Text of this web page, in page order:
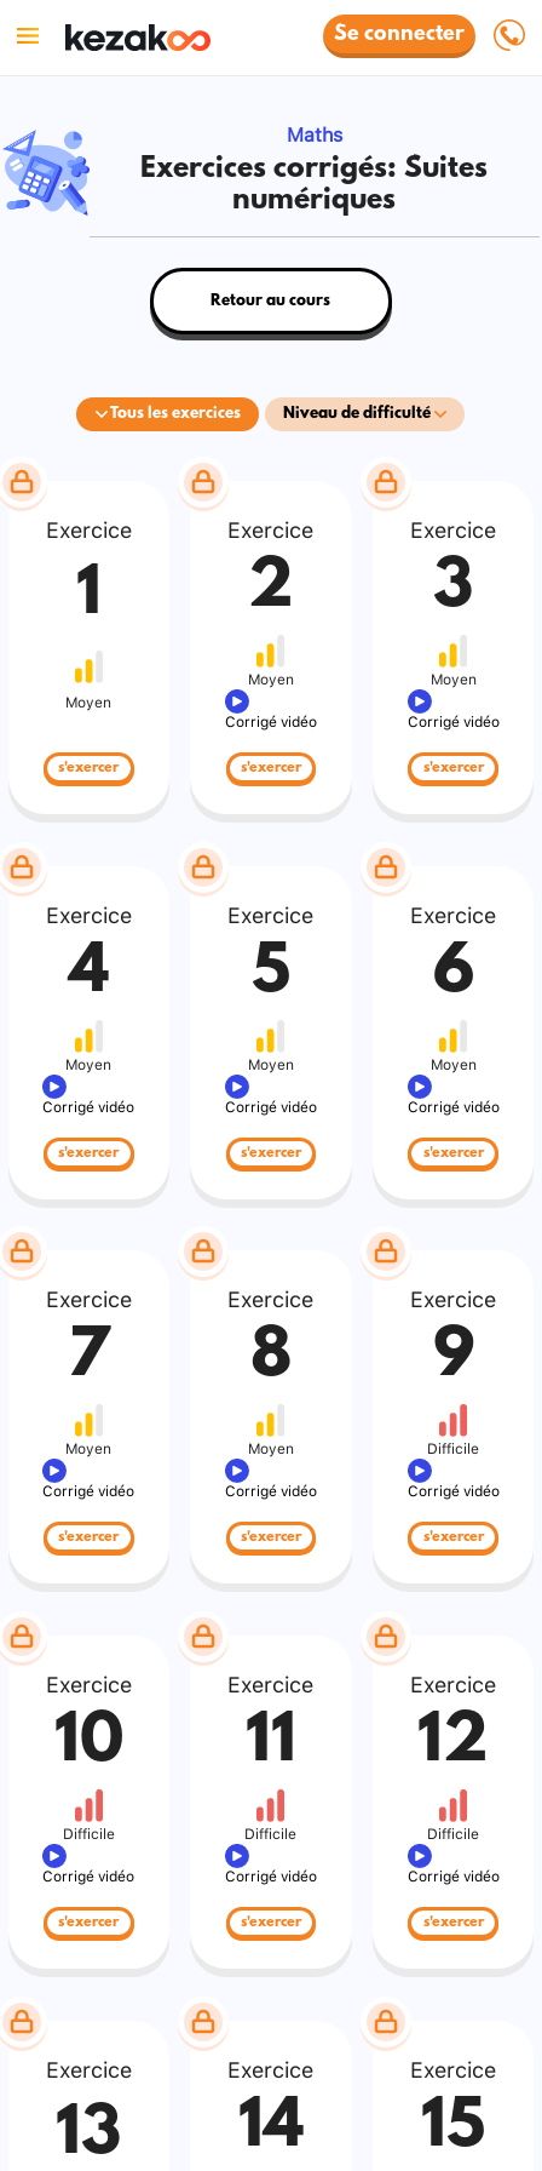
Se connecter
Maths
Exercices corrigés: Suites
numériques
Tous les exercices Niveau de difficulté
Retour au cours
Exercice
1
Moyen
s'exercer
Exercice
2
Moyen
Corrigé vidéo
s'exercer
Exercice
3
Moyen
Corrigé vidéo
s'exercer
Exercice
4
Moyen
Corrigé vidéo
s'exercer
Exercice
5
Moyen
Corrigé vidéo
s'exercer
Exercice
6
Moyen
Corrigé vidéo
s'exercer
Exercice
7
Moyen
Corrigé vidéo
s'exercer
Exercice
8
Moyen
Corrigé vidéo
s'exercer
Exercice
9
Difficile
Corrigé vidéo
s'exercer
Exercice
10
Difficile
Corrigé vidéo
s'exercer
Exercice
11
Difficile
Corrigé vidéo
s'exercer
Exercice
12
Difficile
Corrigé vidéo
s'exercer
Exercice
13
Exercice
14
Exercice
15